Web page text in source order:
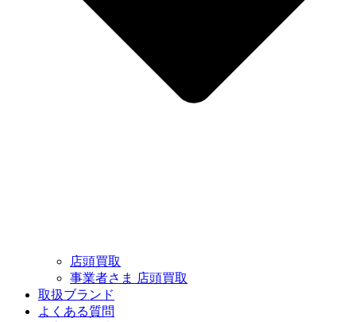
店頭買取
事業者さま 店頭買取
取扱ブランド
よくある質問